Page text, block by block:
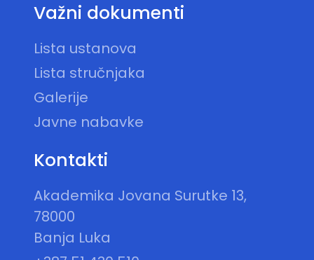
Važni dokumenti
Lista ustanova
Lista stručnjaka
Galerije
Javne nabavke
Kontakti
Akademika Jovana Surutke 13,
78000
Banja Luka